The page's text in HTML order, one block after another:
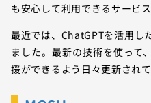
も安心して利用できるサービ
最近では、ChatGPTを活用し
ました。最新の技術を使って
援ができるよう日々更新されて